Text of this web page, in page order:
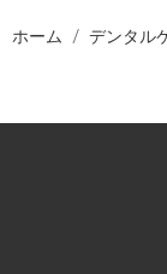
ホーム デンタル